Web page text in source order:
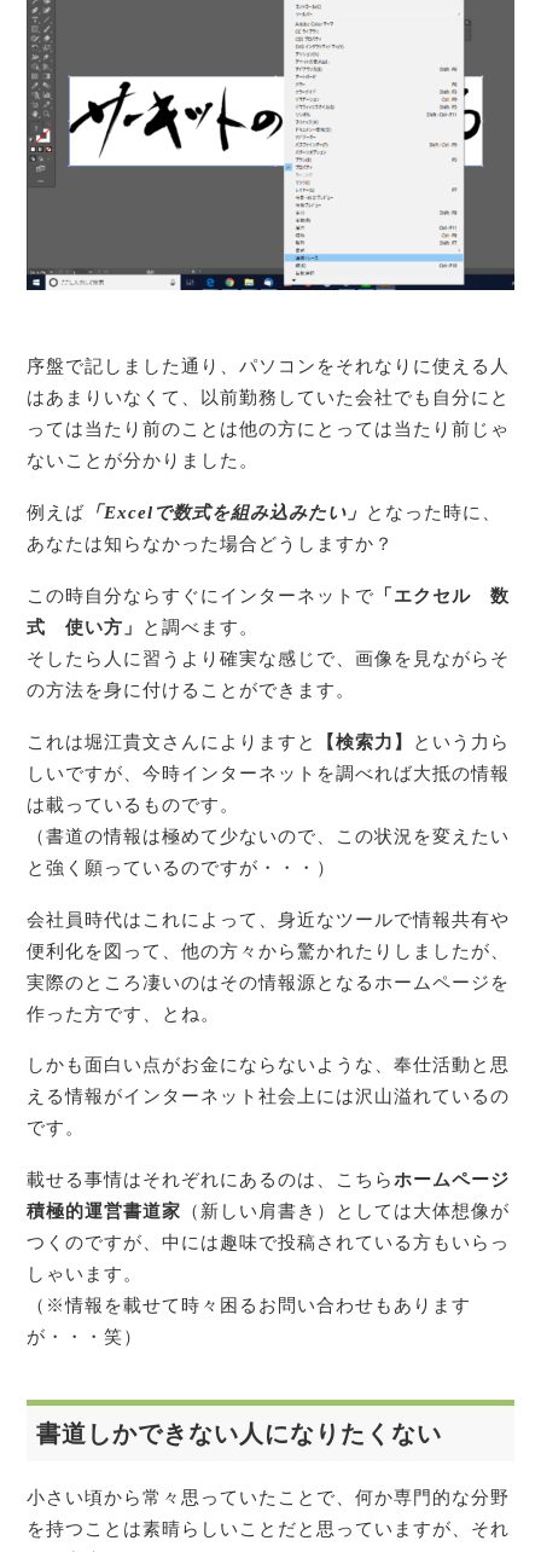
序盤で記しました通り、パソコンをそれなりに使える人
はあまりいなくて、以前勤務していた会社でも自分にと
っては当たり前のことは他の方にとっては当たり前じゃ
ないことが分かりました。
例えば 「Excelで数式を組み込みたい」
となった時に、
あなたは知らなかった場合どうしますか？
この時自分ならすぐにインターネットで 「エクセル 数
式 使い方」
と調べます。
そしたら人に習うより確実な感じで、画像を見ながらそ
の方法を身に付けることができます。
これは堀江貴文さんによりますと 【検索力】
という力ら
しいですが、今時インターネットを調べれば大抵の情報
は載っているものです。
（書道の情報は極めて少ないので、この状況を変えたい
と強く願っているのですが・・・）
会社員時代はこれによって、身近なツールで情報共有や
便利化を図って、他の方々から驚かれたりしましたが、
実際のところ凄いのはその情報源となるホームページを
作った方です、とね。
しかも面白い点がお金にならないような、奉仕活動と思
える情報がインターネット社会上には沢山溢れているの
です。
載せる事情はそれぞれにあるのは、こちらホームページ
積極的運営書道家 （新しい肩書き）としては大体想像が
つくのですが、中には趣味で投稿されている方もいらっ
しゃいます。
（※情報を載せて時々困るお問い合わせもあります
が・・・笑）
書道しかできない人になりたくない
小さい頃から常々思っていたことで、何か専門的な分野
を持つことは素晴らしいことだと思っていますが、それ